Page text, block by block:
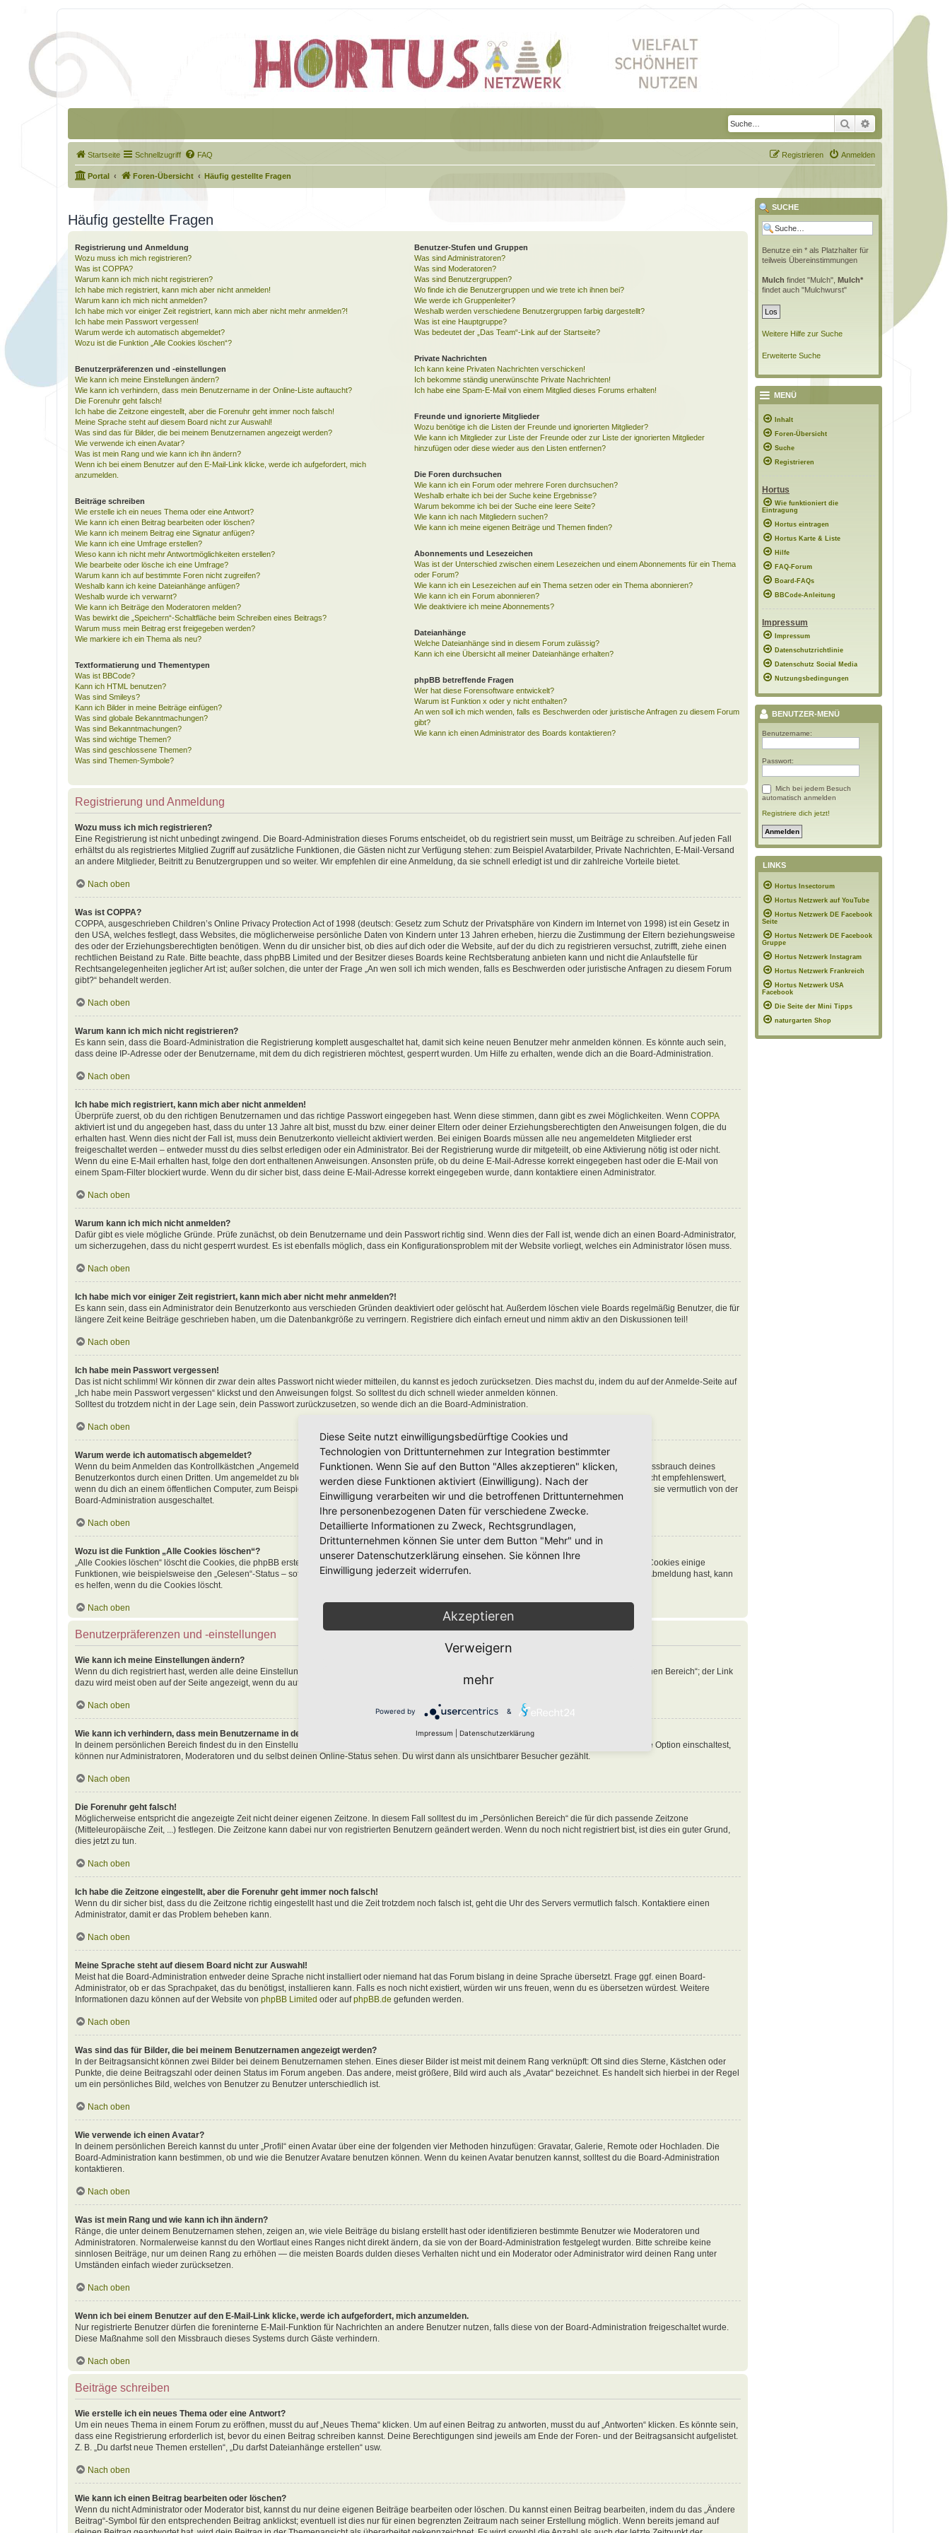
Suche Erweiterte Suche
Startseite Schnellzugriff FAQ Anmelden
Registrieren
Portal Foren-Übersicht Häufig gestellte Fragen
Häufig gestellte Fragen
Registrierung und Anmeldung
Wozu muss ich mich registrieren?
Was ist COPPA?
Warum kann ich mich nicht registrieren?
Ich habe mich registriert, kann mich aber nicht anmelden!
Warum kann ich mich nicht anmelden?
Ich habe mich vor einiger Zeit registriert, kann mich aber nicht mehr anmelden?!
Ich habe mein Passwort vergessen!
Warum werde ich automatisch abgemeldet?
Wozu ist die Funktion „Alle Cookies löschen“?
Benutzerpräferenzen und -einstellungen
Wie kann ich meine Einstellungen ändern?
Wie kann ich verhindern, dass mein Benutzername in der Online-Liste auftaucht?
Die Forenuhr geht falsch!
Ich habe die Zeitzone eingestellt, aber die Forenuhr geht immer noch falsch!
Meine Sprache steht auf diesem Board nicht zur Auswahl!
Was sind das für Bilder, die bei meinem Benutzernamen angezeigt werden?
Wie verwende ich einen Avatar?
Was ist mein Rang und wie kann ich ihn ändern?
Wenn ich bei einem Benutzer auf den E-Mail-Link klicke, werde ich aufgefordert, mich
anzumelden.
Beiträge schreiben
Wie erstelle ich ein neues Thema oder eine Antwort?
Wie kann ich einen Beitrag bearbeiten oder löschen?
Wie kann ich meinem Beitrag eine Signatur anfügen?
Wie kann ich eine Umfrage erstellen?
Wieso kann ich nicht mehr Antwortmöglichkeiten erstellen?
Wie bearbeite oder lösche ich eine Umfrage?
Warum kann ich auf bestimmte Foren nicht zugreifen?
Weshalb kann ich keine Dateianhänge anfügen?
Weshalb wurde ich verwarnt?
Wie kann ich Beiträge den Moderatoren melden?
Was bewirkt die „Speichern“-Schaltfläche beim Schreiben eines Beitrags?
Warum muss mein Beitrag erst freigegeben werden?
Wie markiere ich ein Thema als neu?
Textformatierung und Thementypen
Was ist BBCode?
Kann ich HTML benutzen?
Was sind Smileys?
Kann ich Bilder in meine Beiträge einfügen?
Was sind globale Bekanntmachungen?
Was sind Bekanntmachungen?
Was sind wichtige Themen?
Was sind geschlossene Themen?
Was sind Themen-Symbole?
Benutzer-Stufen und Gruppen
Was sind Administratoren?
Was sind Moderatoren?
Was sind Benutzergruppen?
Wo finde ich die Benutzergruppen und wie trete ich ihnen bei?
Wie werde ich Gruppenleiter?
Weshalb werden verschiedene Benutzergruppen farbig dargestellt?
Was ist eine Hauptgruppe?
Was bedeutet der „Das Team“-Link auf der Startseite?
Private Nachrichten
Ich kann keine Privaten Nachrichten verschicken!
Ich bekomme ständig unerwünschte Private Nachrichten!
Ich habe eine Spam-E-Mail von einem Mitglied dieses Forums erhalten!
Freunde und ignorierte Mitglieder
Wozu benötige ich die Listen der Freunde und ignorierten Mitglieder?
Wie kann ich Mitglieder zur Liste der Freunde oder zur Liste der ignorierten Mitglieder
hinzufügen oder diese wieder aus den Listen entfernen?
Die Foren durchsuchen
Wie kann ich ein Forum oder mehrere Foren durchsuchen?
Weshalb erhalte ich bei der Suche keine Ergebnisse?
Warum bekomme ich bei der Suche eine leere Seite?
Wie kann ich nach Mitgliedern suchen?
Wie kann ich meine eigenen Beiträge und Themen finden?
Abonnements und Lesezeichen
Was ist der Unterschied zwischen einem Lesezeichen und einem Abonnements für ein Thema
oder Forum?
Wie kann ich ein Lesezeichen auf ein Thema setzen oder ein Thema abonnieren?
Wie kann ich ein Forum abonnieren?
Wie deaktiviere ich meine Abonnements?
Dateianhänge
Welche Dateianhänge sind in diesem Forum zulässig?
Kann ich eine Übersicht all meiner Dateianhänge erhalten?
phpBB betreffende Fragen
Wer hat diese Forensoftware entwickelt?
Warum ist Funktion x oder y nicht enthalten?
An wen soll ich mich wenden, falls es Beschwerden oder juristische Anfragen zu diesem Forum
gibt?
Wie kann ich einen Administrator des Boards kontaktieren?
Registrierung und Anmeldung
Wozu muss ich mich registrieren?
Eine Registrierung ist nicht unbedingt zwingend. Die Board-Administration dieses Forums entscheidet, ob du registriert sein musst, um Beiträge zu schreiben. Auf jeden Fall
erhältst du als registriertes Mitglied Zugriff auf zusätzliche Funktionen, die Gästen nicht zur Verfügung stehen: zum Beispiel Avatarbilder, Private Nachrichten, E-Mail-Versand
an andere Mitglieder, Beitritt zu Benutzergruppen und so weiter. Wir empfehlen dir eine Anmeldung, da sie schnell erledigt ist und dir zahlreiche Vorteile bietet.
Nach oben
Was ist COPPA?
COPPA, ausgeschrieben Children’s Online Privacy Protection Act of 1998 (deutsch: Gesetz zum Schutz der Privatsphäre von Kindern im Internet von 1998) ist ein Gesetz in
den USA, welches festlegt, dass Websites, die möglicherweise persönliche Daten von Kindern unter 13 Jahren erheben, hierzu die Zustimmung der Eltern beziehungsweise
des oder der Erziehungsberechtigten benötigen. Wenn du dir unsicher bist, ob dies auf dich oder die Website, auf der du dich zu registrieren versuchst, zutrifft, ziehe einen
rechtlichen Beistand zu Rate. Bitte beachte, dass phpBB Limited und der Besitzer dieses Boards keine Rechtsberatung anbieten kann und nicht die Anlaufstelle für
Rechtsangelegenheiten jeglicher Art ist; außer solchen, die unter der Frage „An wen soll ich mich wenden, falls es Beschwerden oder juristische Anfragen zu diesem Forum
gibt?“ behandelt werden.
Nach oben
Warum kann ich mich nicht registrieren?
Es kann sein, dass die Board-Administration die Registrierung komplett ausgeschaltet hat, damit sich keine neuen Benutzer mehr anmelden können. Es könnte auch sein,
dass deine IP-Adresse oder der Benutzername, mit dem du dich registrieren möchtest, gesperrt wurden. Um Hilfe zu erhalten, wende dich an die Board-Administration.
Nach oben
Ich habe mich registriert, kann mich aber nicht anmelden!
Überprüfe zuerst, ob du den richtigen Benutzernamen und das richtige Passwort eingegeben hast. Wenn diese stimmen, dann gibt es zwei Möglichkeiten. Wenn COPPA
aktiviert ist und du angegeben hast, dass du unter 13 Jahre alt bist, musst du bzw. einer deiner Eltern oder deiner Erziehungsberechtigten den Anweisungen folgen, die du
erhalten hast. Wenn dies nicht der Fall ist, muss dein Benutzerkonto vielleicht aktiviert werden. Bei einigen Boards müssen alle neu angemeldeten Mitglieder erst
freigeschaltet werden – entweder musst du dies selbst erledigen oder ein Administrator. Bei der Registrierung wurde dir mitgeteilt, ob eine Aktivierung nötig ist oder nicht.
Wenn du eine E-Mail erhalten hast, folge den dort enthaltenen Anweisungen. Ansonsten prüfe, ob du deine E-Mail-Adresse korrekt eingegeben hast oder die E-Mail von
einem Spam-Filter blockiert wurde. Wenn du dir sicher bist, dass deine E-Mail-Adresse korrekt eingegeben wurde, dann kontaktiere einen Administrator.
Nach oben
Warum kann ich mich nicht anmelden?
Dafür gibt es viele mögliche Gründe. Prüfe zunächst, ob dein Benutzername und dein Passwort richtig sind. Wenn dies der Fall ist, wende dich an einen Board-Administrator,
um sicherzugehen, dass du nicht gesperrt wurdest. Es ist ebenfalls möglich, dass ein Konfigurationsproblem mit der Website vorliegt, welches ein Administrator lösen muss.
Nach oben
Ich habe mich vor einiger Zeit registriert, kann mich aber nicht mehr anmelden?!
Es kann sein, dass ein Administrator dein Benutzerkonto aus verschieden Gründen deaktiviert oder gelöscht hat. Außerdem löschen viele Boards regelmäßig Benutzer, die für
längere Zeit keine Beiträge geschrieben haben, um die Datenbankgröße zu verringern. Registriere dich einfach erneut und nimm aktiv an den Diskussionen teil!
Nach oben
Ich habe mein Passwort vergessen!
Das ist nicht schlimm! Wir können dir zwar dein altes Passwort nicht wieder mitteilen, du kannst es jedoch zurücksetzen. Dies machst du, indem du auf der Anmelde-Seite auf
„Ich habe mein Passwort vergessen“ klickst und den Anweisungen folgst. So solltest du dich schnell wieder anmelden können.
Solltest du trotzdem nicht in der Lage sein, dein Passwort zurückzusetzen, so wende dich an die Board-Administration.
Nach oben
Warum werde ich automatisch abgemeldet?
Wenn du beim Anmelden das Kontrollkästchen „Angemeldet bleiben“ nicht auswählst, wirst du nur für eine Sitzung angemeldet. Dies verhindert den Missbrauch deines
Benutzerkontos durch einen Dritten. Um angemeldet zu bleiben, kannst du das Kästchen „Angemeldet bleiben“ beim Anmelden auswählen. Dies ist nicht empfehlenswert,
wenn du dich an einem öffentlichen Computer, zum Beispiel in einem Internetcafé, befindest. Wenn diese Option nicht zur Verfügung steht, dann wurde sie vermutlich von der
Board-Administration ausgeschaltet.
Nach oben
Wozu ist die Funktion „Alle Cookies löschen“?
„Alle Cookies löschen“ löscht die Cookies, die phpBB erstellt hat und die dafür sorgen, dass du im Forum angemeldet bleibst. Außerdem ermöglichen Cookies einige
Funktionen, wie beispielsweise den „Gelesen“-Status – sofern sie von der Board-Administration aktiviert wurden. Wenn du Probleme bei der An- oder Abmeldung hast, kann
es helfen, wenn du die Cookies löscht.
Nach oben
Benutzerpräferenzen und -einstellungen
Wie kann ich meine Einstellungen ändern?
Wenn du dich registriert hast, werden alle deine Einstellungen in der Datenbank des Boards gespeichert. Um diese zu ändern, gehe in den „Persönlichen Bereich“; der Link
dazu wird meist oben auf der Seite angezeigt, wenn du auf deinen Benutzernamen klickst. Dort kannst du alle deine Einstellungen ändern.
Nach oben
Wie kann ich verhindern, dass mein Benutzername in der Online-Liste auftaucht?
In deinem persönlichen Bereich findest du in den Einstellungen eine Option „Meinen Online-Status während dieser Sitzung verbergen“. Wenn du diese Option einschaltest,
können nur Administratoren, Moderatoren und du selbst deinen Online-Status sehen. Du wirst dann als unsichtbarer Besucher gezählt.
Nach oben
Die Forenuhr geht falsch!
Möglicherweise entspricht die angezeigte Zeit nicht deiner eigenen Zeitzone. In diesem Fall solltest du im „Persönlichen Bereich“ die für dich passende Zeitzone
(Mitteleuropäische Zeit, ...) festlegen. Die Zeitzone kann dabei nur von registrierten Benutzern geändert werden. Wenn du noch nicht registriert bist, ist dies ein guter Grund,
dies jetzt zu tun.
Nach oben
Ich habe die Zeitzone eingestellt, aber die Forenuhr geht immer noch falsch!
Wenn du dir sicher bist, dass du die Zeitzone richtig eingestellt hast und die Zeit trotzdem noch falsch ist, geht die Uhr des Servers vermutlich falsch. Kontaktiere einen
Administrator, damit er das Problem beheben kann.
Nach oben
Meine Sprache steht auf diesem Board nicht zur Auswahl!
Meist hat die Board-Administration entweder deine Sprache nicht installiert oder niemand hat das Forum bislang in deine Sprache übersetzt. Frage ggf. einen Board-
Administrator, ob er das Sprachpaket, das du benötigst, installieren kann. Falls es noch nicht existiert, würden wir uns freuen, wenn du es übersetzen würdest. Weitere
Informationen dazu können auf der Website von phpBB Limited oder aufphpBB.de gefunden werden.
Nach oben
Was sind das für Bilder, die bei meinem Benutzernamen angezeigt werden?
In der Beitragsansicht können zwei Bilder bei deinem Benutzernamen stehen. Eines dieser Bilder ist meist mit deinem Rang verknüpft: Oft sind dies Sterne, Kästchen oder
Punkte, die deine Beitragszahl oder deinen Status im Forum angeben. Das andere, meist größere, Bild wird auch als „Avatar“ bezeichnet. Es handelt sich hierbei in der Regel
um ein persönliches Bild, welches von Benutzer zu Benutzer unterschiedlich ist.
Nach oben
Wie verwende ich einen Avatar?
In deinem persönlichen Bereich kannst du unter „Profil“ einen Avatar über eine der folgenden vier Methoden hinzufügen: Gravatar, Galerie, Remote oder Hochladen. Die
Board-Administration kann bestimmen, ob und wie die Benutzer Avatare benutzen können. Wenn du keinen Avatar benutzen kannst, solltest du die Board-Administration
kontaktieren.
Nach oben
Was ist mein Rang und wie kann ich ihn ändern?
Ränge, die unter deinem Benutzernamen stehen, zeigen an, wie viele Beiträge du bislang erstellt hast oder identifizieren bestimmte Benutzer wie Moderatoren und
Administratoren. Normalerweise kannst du den Wortlaut eines Ranges nicht direkt ändern, da sie von der Board-Administration festgelegt wurden. Bitte schreibe keine
sinnlosen Beiträge, nur um deinen Rang zu erhöhen — die meisten Boards dulden dieses Verhalten nicht und ein Moderator oder Administrator wird deinen Rang unter
Umständen einfach wieder zurücksetzen.
Nach oben
Wenn ich bei einem Benutzer auf den E-Mail-Link klicke, werde ich aufgefordert, mich anzumelden.
Nur registrierte Benutzer dürfen die foreninterne E-Mail-Funktion für Nachrichten an andere Benutzer nutzen, falls diese von der Board-Administration freigeschaltet wurde.
Diese Maßnahme soll den Missbrauch dieses Systems durch Gäste verhindern.
Nach oben
Beiträge schreiben
Wie erstelle ich ein neues Thema oder eine Antwort?
Um ein neues Thema in einem Forum zu eröffnen, musst du auf „Neues Thema“ klicken. Um auf einen Beitrag zu antworten, musst du auf „Antworten“ klicken. Es könnte sein,
dass eine Registrierung erforderlich ist, bevor du einen Beitrag schreiben kannst. Deine Berechtigungen sind jeweils am Ende der Foren- und der Beitragsansicht aufgelistet.
Z. B. „Du darfst neue Themen erstellen“, „Du darfst Dateianhänge erstellen“ usw.
Nach oben
Wie kann ich einen Beitrag bearbeiten oder löschen?
Wenn du nicht Administrator oder Moderator bist, kannst du nur deine eigenen Beiträge bearbeiten oder löschen. Du kannst einen Beitrag bearbeiten, indem du das „Ändere
Beitrag“-Symbol für den entsprechenden Beitrag anklickst; eventuell ist dies nur für einen begrenzten Zeitraum nach seiner Erstellung möglich. Wenn bereits jemand auf
SUCHE
Benutze ein * als Platzhalter für
teilweis Übereinstimmungen
Mulch findet "Mulch", Mulch*
findet auch "Mulchwurst"
Weitere Hilfe zur Suche
Erweiterte Suche
MENÜ
Inhalt
Foren-Übersicht
Suche
Registrieren
Hortus
Wie funktioniert die
Eintragung
Hortus eintragen
Hortus Karte & Liste
Hilfe
FAQ-Forum
Board-FAQs
BBCode-Anleitung
Impressum
Impressum
Datenschutzrichtlinie
Datenschutz Social Media
Nutzungsbedingungen
BENUTZER-MENÜ
Benutzername:
Passwort:
Mich bei jedem Besuch
automatisch anmelden
Registriere dich jetzt!
LINKS
Hortus Insectorum
Hortus Netzwerk auf YouTube
Hortus Netzwerk DE Facebook
Seite
Hortus Netzwerk DE Facebook
Gruppe
Hortus Netzwerk Instagram
Hortus Netzwerk Frankreich
Hortus Netzwerk USA
Facebook
Die Seite der Mini Tipps
naturgarten Shop
Diese Seite nutzt einwilligungsbedürftige Cookies und
Technologien von Drittunternehmen zur Integration bestimmter
Funktionen. Wenn Sie auf den Button "Alles akzeptieren" klicken,
werden diese Funktionen aktiviert (Einwilligung). Nach der
Einwilligung verarbeiten wir und die betroffenen Drittunternehmen
Ihre personenbezogenen Daten für verschiedene Zwecke.
Detaillierte Informationen zu Zweck, Rechtsgrundlagen,
Drittunternehmen können Sie unter dem Button "Mehr" und in
unserer Datenschutzerklärung einsehen. Sie können Ihre
Einwilligung jederzeit widerrufen.
Akzeptieren
Verweigern
mehr
Powered by &
Impressum Datenschutzerklärung